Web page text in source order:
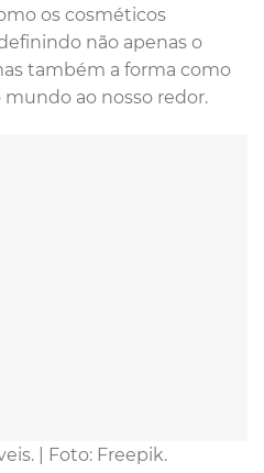
os cosméticos
não apenas o
também a forma como
ao nosso redor.
| Foto: Freepik.